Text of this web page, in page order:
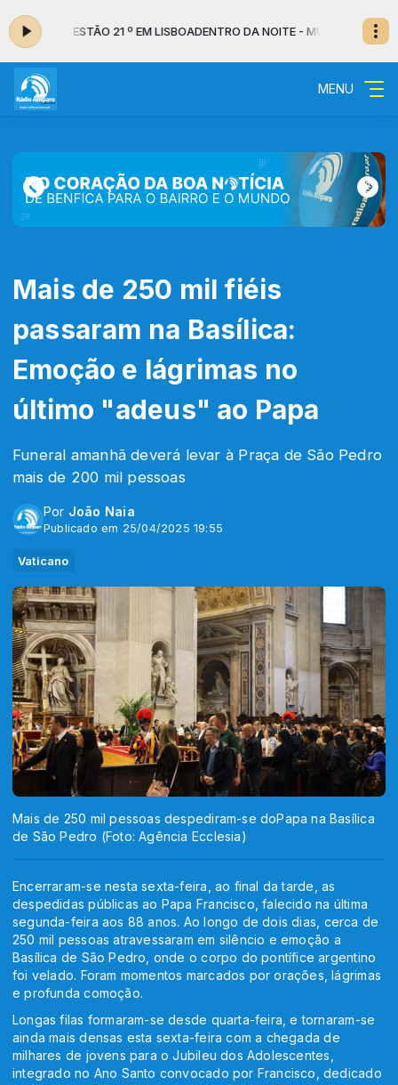
- ESTÃO 21 º EM LISBOADENTRO DA NOITE - MUSICAL das 02:00
MENU
Mais de 250 mil fiéis
passaram na Basílica:
Emoção e lágrimas no
último "adeus" ao Papa
Funeral amanhã deverá levar à Praça de São Pedro
mais de 200 mil pessoas
Por João Naia
Publicado em 25/04/2025 19:55
Vaticano
Mais de 250 mil pessoas despediram-se doPapa na Basílica
de São Pedro (Foto: Agência Ecclesia)
Encerraram-se nesta sexta-feira, ao final da tarde, as
despedidas públicas ao Papa Francisco, falecido na última
segunda-feira aos 88 anos. Ao longo de dois dias, cerca de
250 mil pessoas atravessaram em silêncio e emoção a
Basílica de São Pedro, onde o corpo do pontífice argentino
foi velado. Foram momentos marcados por orações, lágrimas
e profunda comoção.
Longas filas formaram-se desde quarta-feira, e tornaram-se
ainda mais densas esta sexta-feira com a chegada de
milhares de jovens para o Jubileu dos Adolescentes,
integrado no Ano Santo convocado por Francisco, dedicado